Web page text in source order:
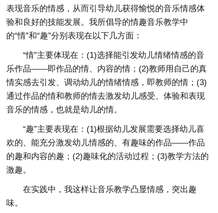
表现音乐的情感，从而引导幼儿获得愉悦的音乐情感体
验和良好的技能发展。我所倡导的情趣音乐教学中
的“情”和“趣”分别表现在以下几方面：
“情”主要体现在：(1)选择能引发幼儿情绪情感的音
乐作品——即作品的情、内容的情；(2)教师用自己的真
情实感去引发、调动幼儿的情绪情感，即教师的情；(3)
通过作品的情和教师的情去激发幼儿感受、体验和表现
音乐的情感，也就是幼儿的情。
“趣”主要表现在：(1)根据幼儿发展需要选择幼儿喜
欢的、能充分激发幼儿情感的、有趣味的作品——作品
的趣和内容的趣；(2)趣味化的活动过程；(3)教学方法的
激趣。
在实践中，我这样让音乐教学凸显情感，突出趣
味。